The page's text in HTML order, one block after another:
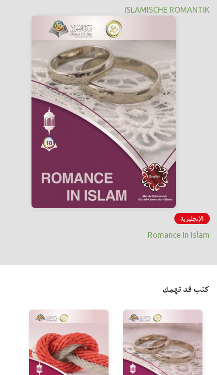
ISLAMISCHE ROMANTIK
الإنجليزية
Romance In Islam
كتب قد تهمك